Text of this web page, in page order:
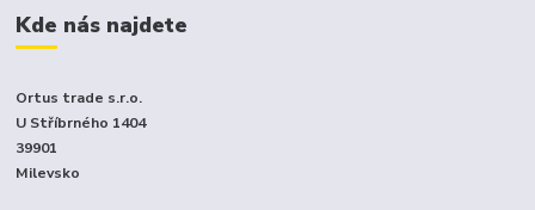
Kde nás najdete
Ortus trade s.r.o.
U Stříbrného 1404
39901
Milevsko